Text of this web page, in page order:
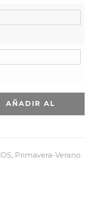
AÑADIR AL
, Primavera-Verano